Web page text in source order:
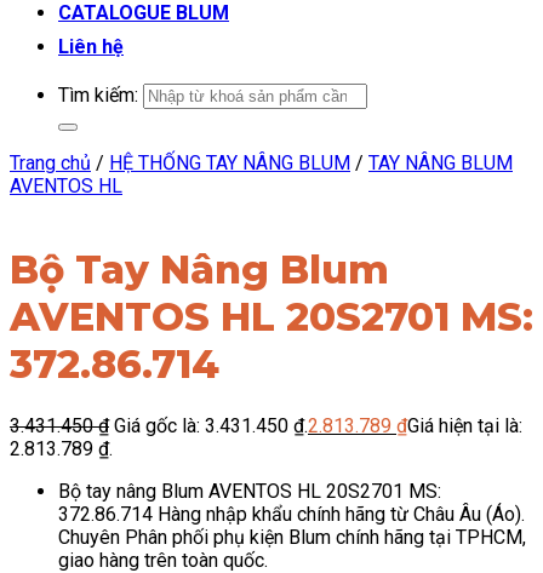
CATALOGUE BLUM
Liên hệ
Tìm kiếm:
Trang chủ / HỆ THỐNG TAY NÂNG BLUM / TAY NÂNG BLUM
AVENTOS HL
Bộ Tay Nâng Blum
AVENTOS HL 20S2701 MS:
372.86.714
3.431.450₫ Giá gốc là: 3.431.450 ₫.2.813.789 ₫Giá hiện tại là:
2.813.789 ₫.
Bộ tay nâng Blum AVENTOS HL 20S2701 MS:
372.86.714 Hàng nhập khẩu chính hãng từ Châu Âu (Áo).
Chuyên Phân phối phụ kiện Blum chính hãng tại TPHCM,
giao hàng trên toàn quốc.